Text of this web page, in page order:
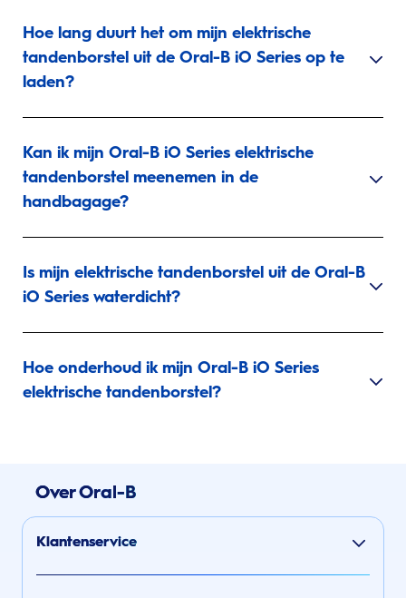
Hoe lang duurt het om mijn elektrische
tandenborstel uit de Oral-B iO Series op te
laden?
Kan ik mijn Oral-B iO Series elektrische
tandenborstel meenemen in de
handbagage?
Is mijn elektrische tandenborstel uit de Oral-B
iO Series waterdicht?
Hoe onderhoud ik mijn Oral-B iO Series
elektrische tandenborstel?
Over Oral-B
Klantenservice